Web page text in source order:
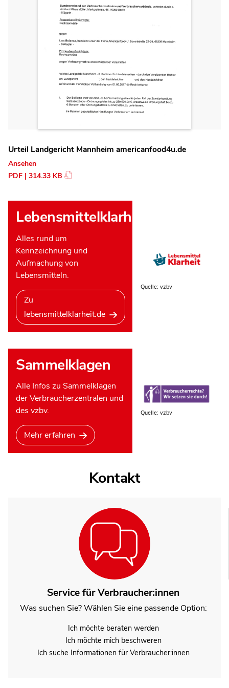
Urteil Landgericht Mannheim americanfood4u.de
Ansehen
PDF | 314.33 KB
Lebensmittelklarheit
Alles rund um
Kennzeichnung und
Aufmachung von
Lebensmitteln.
Zu
lebensmittelklarheit.de
Quelle: vzbv
Sammelklagen
Alle Infos zu Sammelklagen
der Verbraucherzentralen und
des vzbv.
Mehr erfahren
Quelle: vzbv
Kontakt
Service für Verbraucher:innen
Was suchen Sie? Wählen Sie eine passende Option:
Ich möchte beraten werden
Ich möchte mich beschweren
Ich suche Informationen für Verbraucher:innen